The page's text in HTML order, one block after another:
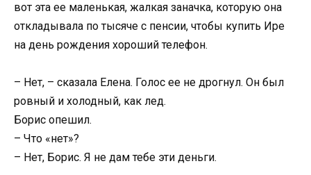
вот эта ее маленькая, жалкая заначка, которую она
откладывала по тысяче с пенсии, чтобы купить Ире
на день рождения хороший телефон.
– Нет, – сказала Елена. Голос ее не дрогнул. Он был
ровный и холодный, как лед.
Борис опешил.
– Что «нет»?
– Нет, Борис. Я не дам тебе эти деньги.